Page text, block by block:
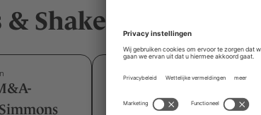
Shakers
Movers & Shakers Gisteren om 09:40
Capabel met private